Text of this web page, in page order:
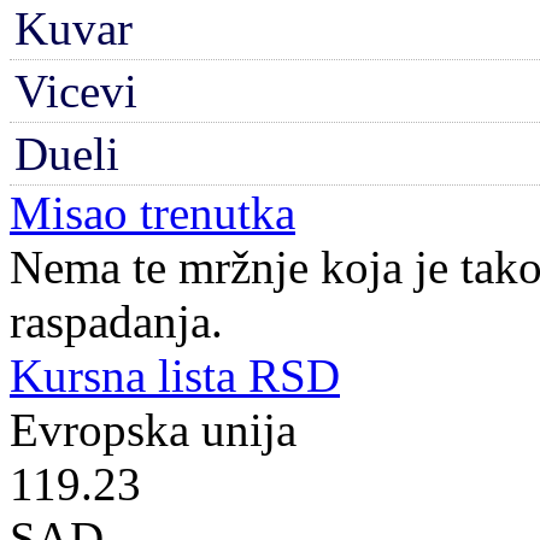
Kuvar
Vicevi
Dueli
Misao trenutka
Nema te mržnje koja je
raspadanja.
Kursna lista RSD
Evropska unija
119.23